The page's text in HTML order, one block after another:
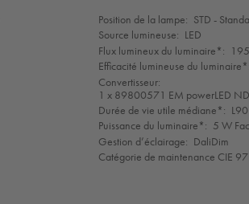
Sélection
de
mode
Position de la lampe: STD -
Source lumineuse: LED
Flux lumineux du luminaire*:
Efficacité lumineuse du
Convertisseur:
1 x 89800571 EM powerLED
Durée de vie utile médiane*:
Puissance du luminaire*: 5 W
Gestion d’éclairage: DaliDim
Catégorie de maintenance CIE